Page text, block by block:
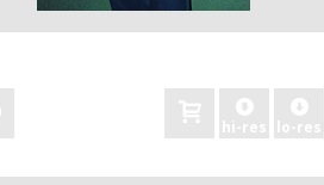
hi-res lo-res